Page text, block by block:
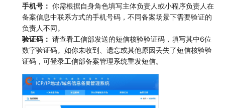
手机号： 你需根据自身角色填写主体负责人或小程序负责人在
备案信息中联系方式的手机号码，不同备案场景下需要验证的
负责人不同。
验证码： 请查看工信部发送的短信核验验证码，填写其中6位
数字验证码。如你未收到、遗忘或其他原因丢失了短信核验验
证码，可登录工信部备案管理系统重发短信。